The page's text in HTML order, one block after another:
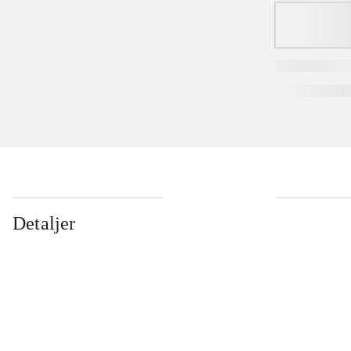
Detaljer